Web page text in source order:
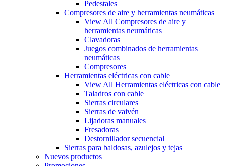
Pedestales
Compresores de aire y herramientas neumáticas
View All Compresores de aire y
herramientas neumáticas
Clavadoras
Juegos combinados de herramientas
neumáticas
Compresores
Herramientas eléctricas con cable
View All Herramientas eléctricas con cable
Taladros con cable
Sierras circulares
Sierras de vaivén
Lijadoras manuales
Fresadoras
Destornillador secuencial
Sierras para baldosas, azulejos y tejas
Nuevos productos